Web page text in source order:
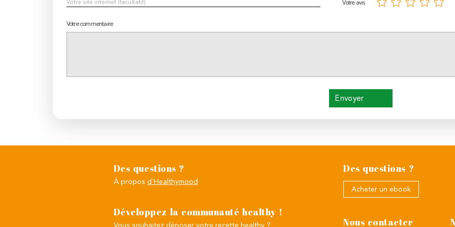
Votre avis
Votre commentaire
Envoyer
Des questions ?
À propos d'Healthymood
Développez la communauté healthy !
Vous souhaitez déposer votre recette healthy ?
Des questions ?
Acheter un ebook
Nous contacter